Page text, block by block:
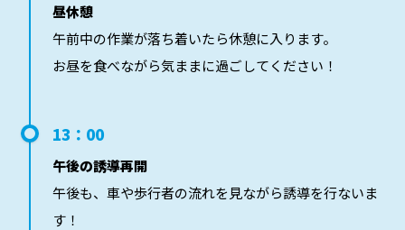
昼休憩
午前中の作業が落ち着いたら休憩に入ります。
お昼を食べながら気ままに過ごしてください！
13：00
午後の誘導再開
午後も、車や歩行者の流れを見ながら誘導を行ないま
す！